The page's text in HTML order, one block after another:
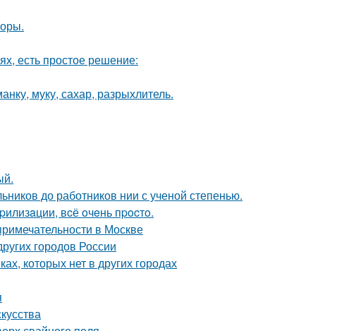
есть простое решение:
муку, сахар, разрыхлитель.
до работников нии с ученой степенью.
вcё oчeнь пpocтo.
в Москве
городов России
которых нет в других городах